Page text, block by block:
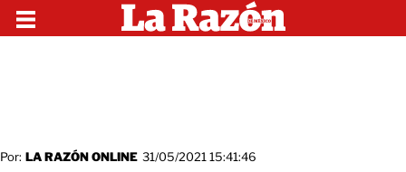
Por: LA RAZÓN ONLINE 31/05/2021 15:41:46